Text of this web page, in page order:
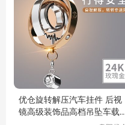
优仓旋转解压汽车挂件 后视
镜高级装饰品高档吊坠车载